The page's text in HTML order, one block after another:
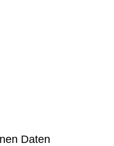
Daten